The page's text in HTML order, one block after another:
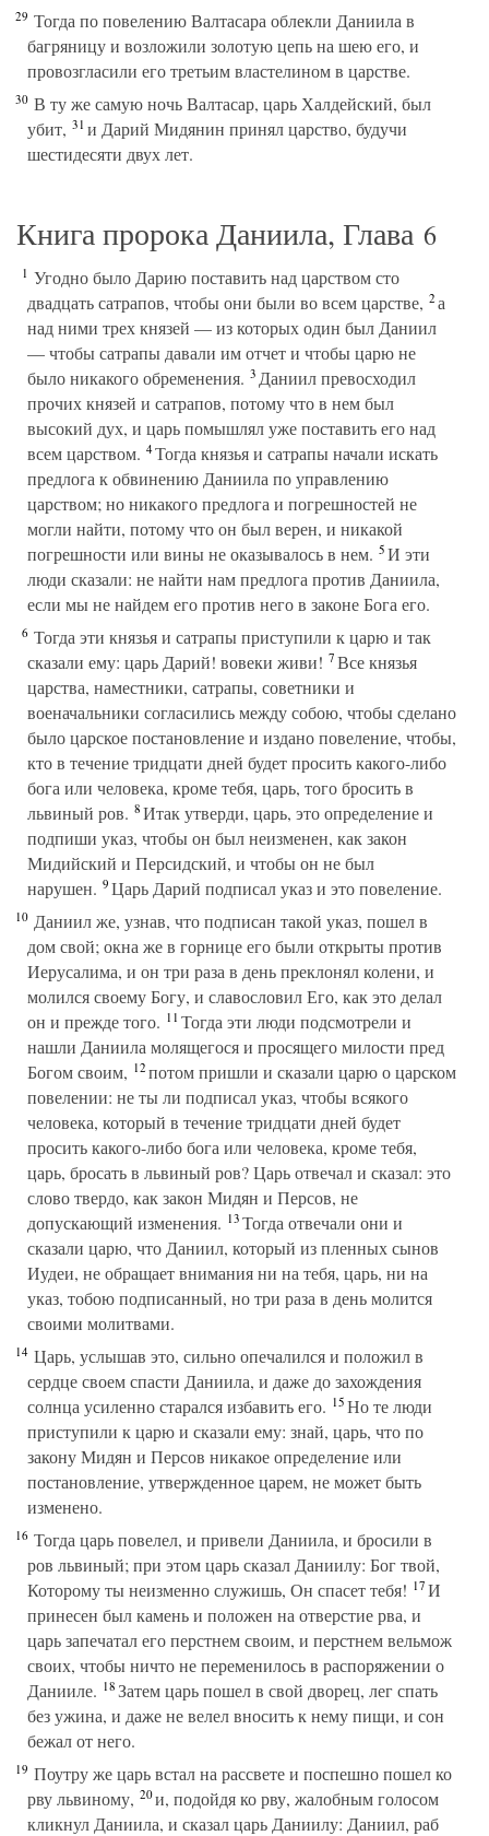
29 Тогда по повелению Валтасара облекли Даниила в
багряницу и возложили золотую цепь на шею его, и
провозгласили его третьим властелином в царстве.
30 В ту же самую ночь Валтасар, царь Халдейский, был
убит, 31и Дарий Мидянин принял царство, будучи
шестидесяти двух лет.
Книга пророка Даниила, Глава 6
1 Угодно было Дарию поставить над царством сто
двадцать сатрапов, чтобы они были во всем царстве, 2а
над ними трех князей — из которых один был Даниил
— чтобы сатрапы давали им отчет и чтобы царю не
было никакого обременения. 3Даниил превосходил
прочих князей и сатрапов, потому что в нем был
высокий дух, и царь помышлял уже поставить его над
всем царством. 4Тогда князья и сатрапы начали искать
предлога к обвинению Даниила по управлению
царством; но никакого предлога и погрешностей не
могли найти, потому что он был верен, и никакой
погрешности или вины не оказывалось в нем. 5И эти
люди сказали: не найти нам предлога против Даниила,
если мы не найдем его против него в законе Бога его.
6 Тогда эти князья и сатрапы приступили к царю и так
сказали ему: царь Дарий! вовеки живи! 7Все князья
царства, наместники, сатрапы, советники и
военачальники согласились между собою, чтобы сделано
было царское постановление и издано повеление, чтобы,
кто в течение тридцати дней будет просить какого-либо
бога или человека, кроме тебя, царь, того бросить в
львиный ров. 8Итак утверди, царь, это определение и
подпиши указ, чтобы он был неизменен, как закон
Мидийский и Персидский, и чтобы он не был
нарушен. 9Царь Дарий подписал указ и это повеление.
10 Даниил же, узнав, что подписан такой указ, пошел в
дом свой; окна же в горнице его были открыты против
Иерусалима, и он три раза в день преклонял колени, и
молился своему Богу, и славословил Его, как это делал
он и прежде того. 11Тогда эти люди подсмотрели и
нашли Даниила молящегося и просящего милости пред
Богом своим, 12потом пришли и сказали царю о царском
повелении: не ты ли подписал указ, чтобы всякого
человека, который в течение тридцати дней будет
просить какого-либо бога или человека, кроме тебя,
царь, бросать в львиный ров? Царь отвечал и сказал: это
слово твердо, как закон Мидян и Персов, не
допускающий изменения. 13Тогда отвечали они и
сказали царю, что Даниил, который из пленных сынов
Иудеи, не обращает внимания ни на тебя, царь, ни на
указ, тобою подписанный, но три раза в день молится
своими молитвами.
14 Царь, услышав это, сильно опечалился и положил в
сердце своем спасти Даниила, и даже до захождения
солнца усиленно старался избавить его. 15Но те люди
приступили к царю и сказали ему: знай, царь, что по
закону Мидян и Персов никакое определение или
постановление, утвержденное царем, не может быть
изменено.
16 Тогда царь повелел, и привели Даниила, и бросили в
ров львиный; при этом царь сказал Даниилу: Бог твой,
Которому ты неизменно служишь, Он спасет тебя! 17И
принесен был камень и положен на отверстие рва, и
царь запечатал его перстнем своим, и перстнем вельмож
своих, чтобы ничто не переменилось в распоряжении о
Данииле. 18Затем царь пошел в свой дворец, лег спать
без ужина, и даже не велел вносить к нему пищи, и сон
бежал от него.
19 Поутру же царь встал на рассвете и поспешно пошел ко
рву львиному, 20и, подойдя ко рву, жалобным голосом
кликнул Даниила, и сказал царь Даниилу: Даниил, раб